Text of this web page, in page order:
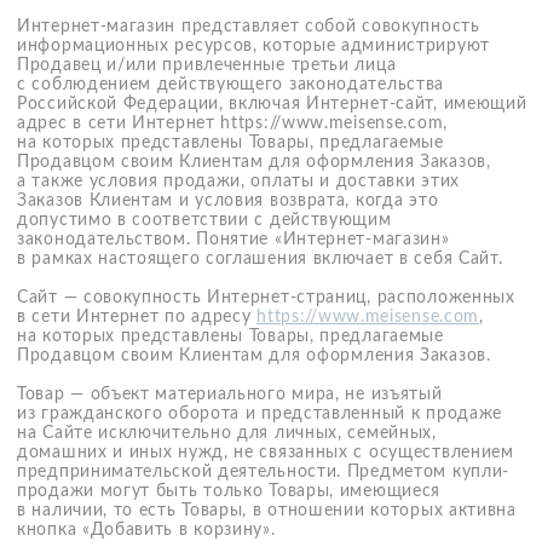
Актуальная информация о службе доставки размещается
в Интернет-магазине в форме оформления Заказа.
Акция — адресованное Клиентам предложение
о приобретении Товара на определенных условиях
(в установленном ассортименте, согласно определенной
стоимости, условиям доставки, в течение ограниченного
периода времени и т. п.), опубликованное в Интернет-
магазине и/или в иных информационных источниках.
3. Права и обязанности клиента
При оформлении заказа в Интернет-магазине Клиент
обязуется указать достоверную информацию.
3.1. Оформляя заказ Клиент:
3.1.1. соглашается принимать от Продавца звонки
и сообщения на номер телефона и адрес электронной
почты, указанные при оформлени и заказа.
3.1.2. подтверждает свое согласие на направление ему
содержащих признаки индивидуализации, предложений
включая, но не ограничиваясь посредством sms-
сообщений и сообщений в мессенджерах (Telegram,
WhatsApp и пр.).
3.2. В случае нанесения ущерба третьим лицам, другим
Клиентам или Интернет-магазину Клиент обязуется
и в размере в соответствии с действующим
законодательством Российской Федерации.
3.3. Клиент обязуется не сообщать третьим лицам номер
мобильного телефона, указанный
при оформлении заказа. В случае возникновения
у Клиента подозрений относительно безопасности его
номера мобильного телефона, Клиент обязуется
незамедлительно уведомить об этом Продавца, направив
письмо или сообщение в разделе «Контакты»
3.4. Для изменения номера телефона, указанного
Клиентом при оформлении заказа, Клиенту необходимо
обратиться в Службу Поддержки Клиентов, позвонив